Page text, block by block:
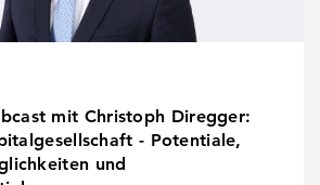
mit Christoph Diregger:
- Potentiale,
und